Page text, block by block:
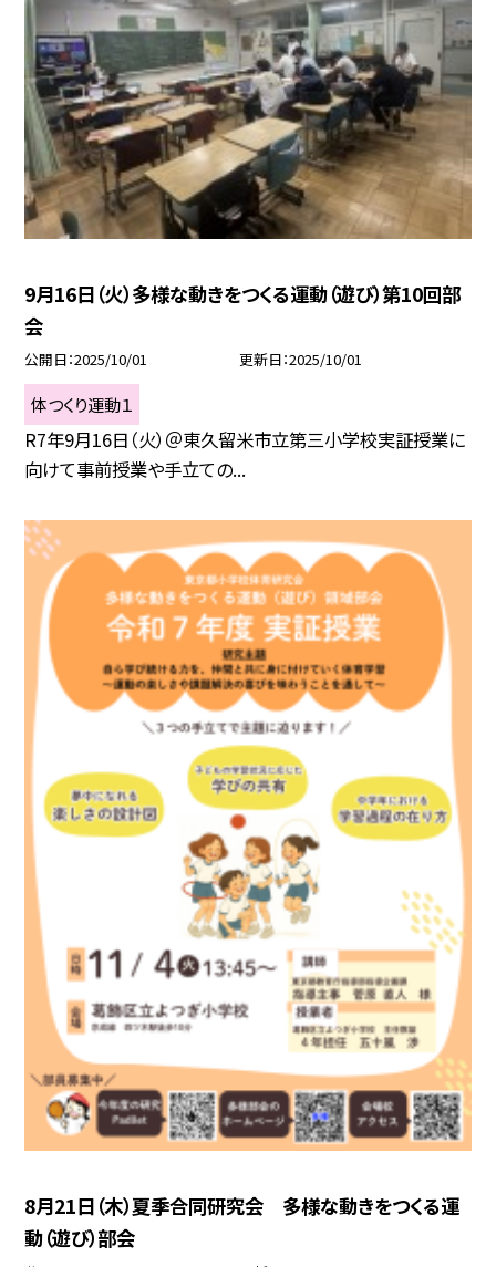
9月16日（火）多様な動きをつくる運動（遊び）第10回部
会
公開日 2025/10/01 更新日 2025/10/01
体つくり運動１
R7年9月16日（火）＠東久留米市立第三小学校実証授業に
向けて事前授業や手立ての...
8月21日（木）夏季合同研究会 多様な動きをつくる運
動（遊び）部会